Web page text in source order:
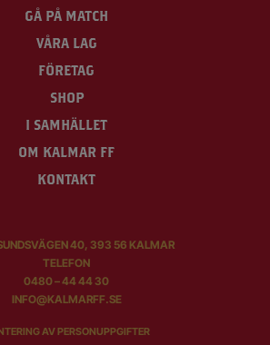
GÅ PÅ MATCH
VÅRA LAG
FÖRETAG
SHOP
I SAMHÄLLET
OM KALMAR FF
KONTAKT
40, 393 56 KALMAR
TELEFON
0480 – 44 44 30
INFO@KALMARFF.SE
AV PERSONUPPGIFTER